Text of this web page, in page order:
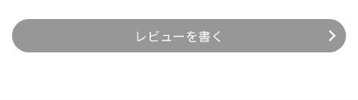
レビューを書く